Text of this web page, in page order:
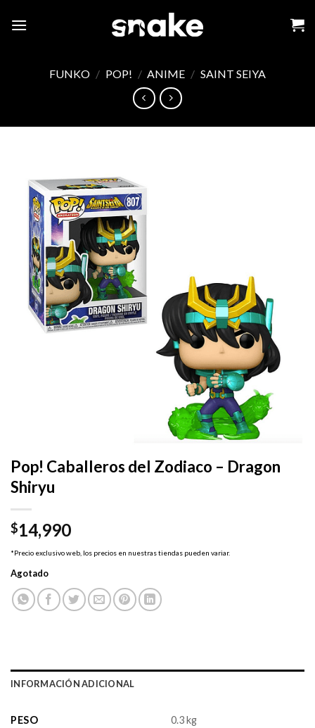
FUNKO / POP! / ANIME / SAINT SEIYA
Pop! Caballeros del Zodiaco – Dragon
Shiryu
$14,990
*Precio exclusivo web, los precios en nuestras tiendas pueden variar.
Agotado
INFORMACIÓN ADICIONAL
PESO
0.3 kg